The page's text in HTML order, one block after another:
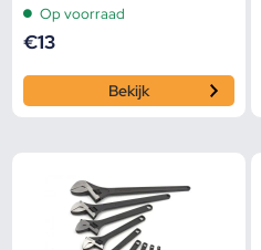
Op voorraad
€13
Bekijk